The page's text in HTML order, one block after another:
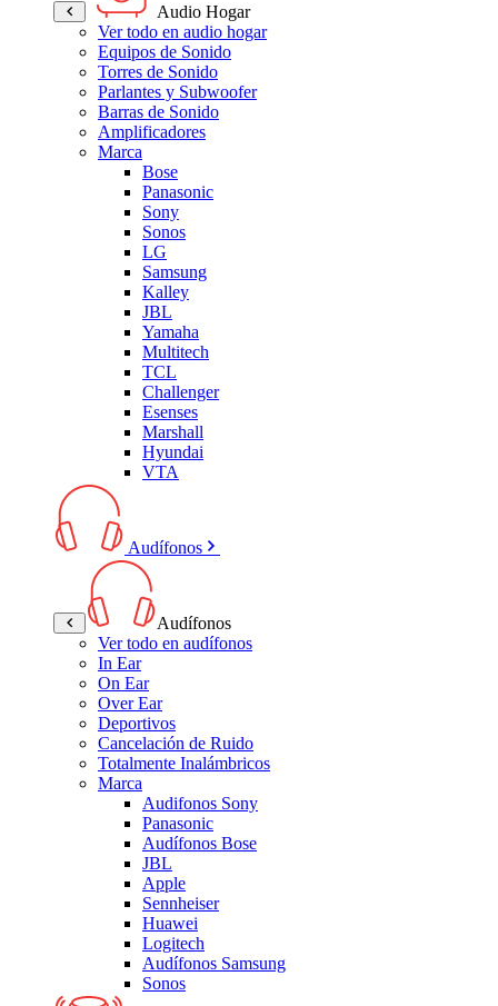
Audio Hogar
Ver todo en audio hogar
Equipos de Sonido
Torres de Sonido
Parlantes y Subwoofer
Barras de Sonido
Amplificadores
Marca
Bose
Panasonic
Sony
Sonos
LG
Samsung
Kalley
JBL
Yamaha
Multitech
TCL
Challenger
Esenses
Marshall
Hyundai
VTA
Audífonos
Audífonos
Ver todo en audífonos
In Ear
On Ear
Over Ear
Deportivos
Cancelación de Ruido
Totalmente Inalámbricos
Marca
Audifonos Sony
Panasonic
Audífonos Bose
JBL
Apple
Sennheiser
Huawei
Logitech
Audífonos Samsung
Sonos